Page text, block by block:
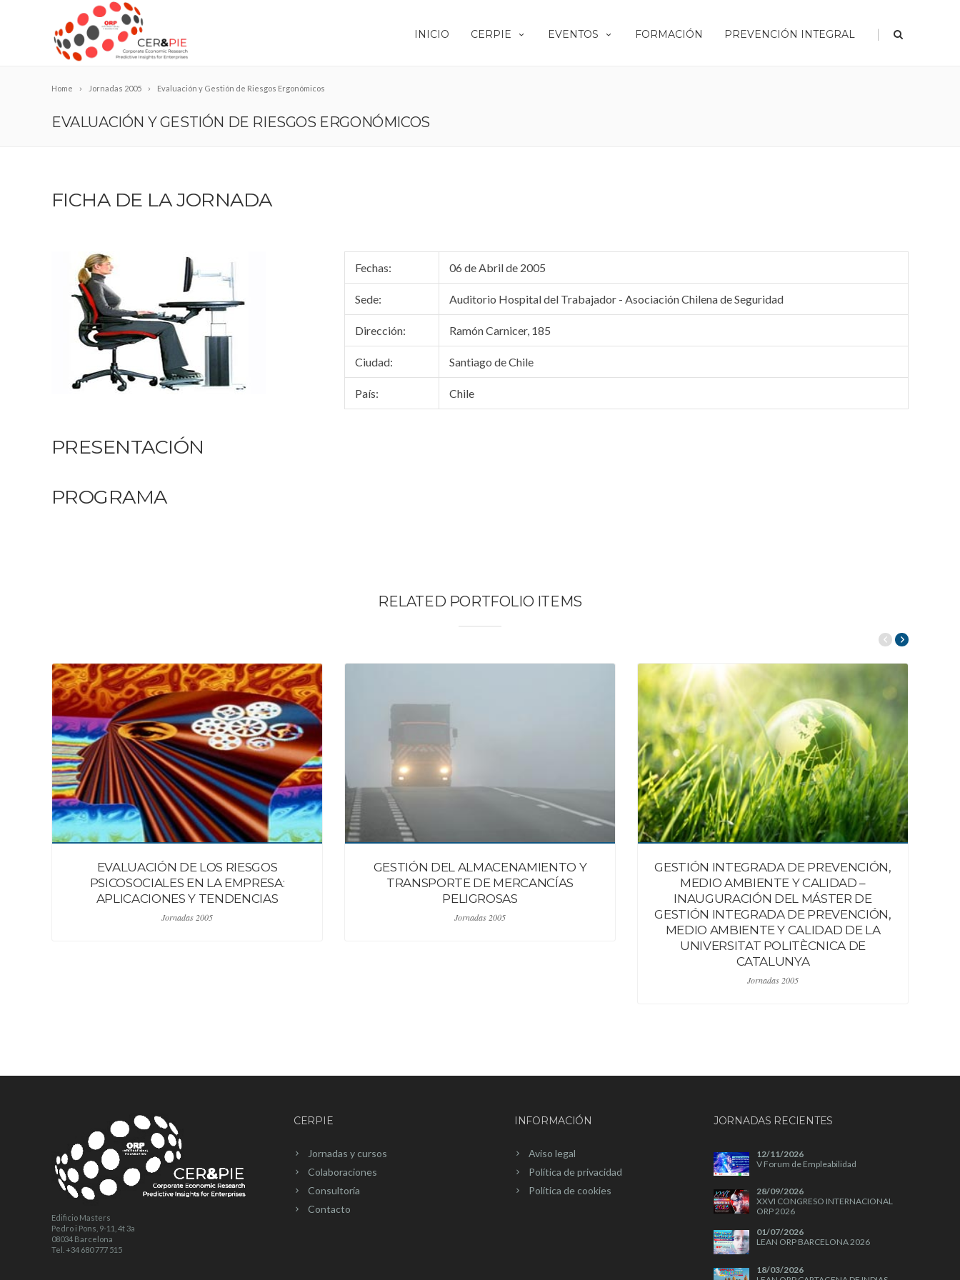
INICIO CERPIE EVENTOS FORMACIÓN PREVENCIÓN INTEGRAL |
Home Jornadas 2005 Evaluación y Gestión de Riesgos Ergonómicos
EVALUACIÓN Y GESTIÓN DE RIESGOS ERGONÓMICOS
FICHA DE LA JORNADA
Fechas: 06 de Abril de 2005
Sede: Auditorio Hospital del Trabajador - Asociación Chilena de Seguridad
Dirección: Ramón Carnicer, 185
Ciudad: Santiago de Chile
País: Chile
PRESENTACIÓN
PROGRAMA
RELATED PORTFOLIO ITEMS
EVALUACIÓN DE LOS RIESGOS
PSICOSOCIALES EN LA EMPRESA:
APLICACIONES Y TENDENCIAS
Jornadas 2005
GESTIÓN DEL ALMACENAMIENTO Y
TRANSPORTE DE MERCANCÍAS
PELIGROSAS
Jornadas 2005
GESTIÓN INTEGRADA DE PREVENCIÓN,
MEDIO AMBIENTE Y CALIDAD –
INAUGURACIÓN DEL MÁSTER DE
GESTIÓN INTEGRADA DE PREVENCIÓN,
MEDIO AMBIENTE Y CALIDAD DE LA
UNIVERSITAT POLITÈCNICA DE
CATALUNYA
Jornadas 2005
Edificio Masters
Pedro i Pons, 9-11, 4t 3a
08034 Barcelona
Tel. +34 680 777 515
CERPIE
Jornadas y cursos
Colaboraciones
Consultoría
Contacto
INFORMACIÓN
Aviso legal
Política de privacidad
Política de cookies
JORNADAS RECIENTES
12/11/2026
V Forum de Empleabilidad
28/09/2026
XXVI CONGRESO INTERNACIONAL
ORP 2026
01/07/2026
LEAN ORP BARCELONA 2026
18/03/2026